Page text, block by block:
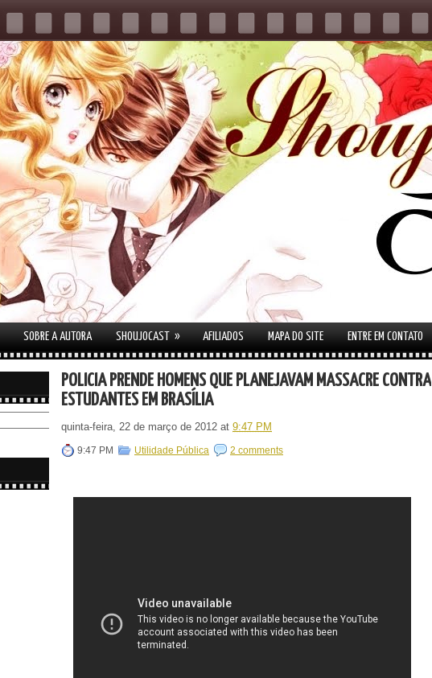
SOBRE A AUTORA SHOUJOCAST » AFILIADOS MAPA DO SITE ENTRE EM CONTATO
POLÍCIA PRENDE HOMENS QUE PLANEJAVAM MASSACRE CONTRA
ESTUDANTES EM BRASÍLIA
quinta-feira, 22 de março de 2012 at 9:47 PM
9:47 PM Utilidade Pública 2 comments